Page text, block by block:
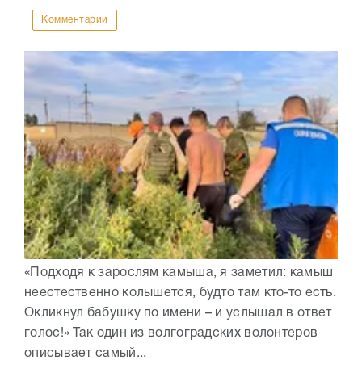
Комментарии
«Подходя к зарослям камыша, я заметил: камыш
неестественно колышется, будто там кто-то есть.
Окликнул бабушку по имени – и услышал в ответ
голос!» Так один из волгоградских волонтеров
описывает самый...